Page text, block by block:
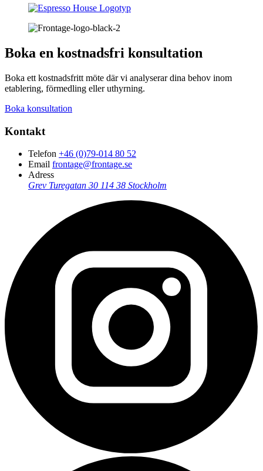
Boka en kostnadsfri konsultation
Boka ett kostnadsfritt möte där vi analyserar dina behov inom
etablering, förmedling eller uthyrning.
Boka konsultation
Kontakt
Telefon +46 (0)79-014 80 52
Email frontage@frontage.se
Adress
Grev Turegatan 30 114 38 Stockholm